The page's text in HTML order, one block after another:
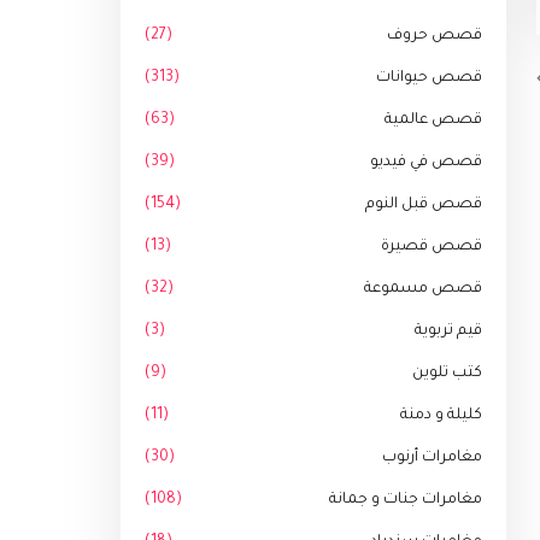
قصص حروف (27)
قصص حيوانات (313)
قصص عالمية (63)
قصص في فيديو (39)
قصص قبل النوم (154)
قصص قصيرة (13)
قصص مسموعة (32)
قيم تربوية (3)
كتب تلوين (9)
كليلة و دمنة (11)
مغامرات أرنوب (30)
مغامرات جنات و جمانة (108)